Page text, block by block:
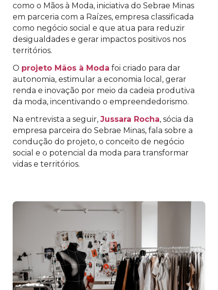
como o Mãos à Moda, iniciativa do Sebrae Minas
em parceria com a Raízes, empresa classificada
como negócio social e que atua para reduzir
desigualdades e gerar impactos positivos nos
territórios.
O projeto Mãos à Moda foi criado para dar
autonomia, estimular a economia local, gerar
renda e inovação por meio da cadeia produtiva
da moda, incentivando o empreendedorismo.
Na entrevista a seguir, Jussara Rocha, sócia da
empresa parceira do Sebrae Minas, fala sobre a
condução do projeto, o conceito de negócio
social e o potencial da moda para transformar
vidas e territórios.